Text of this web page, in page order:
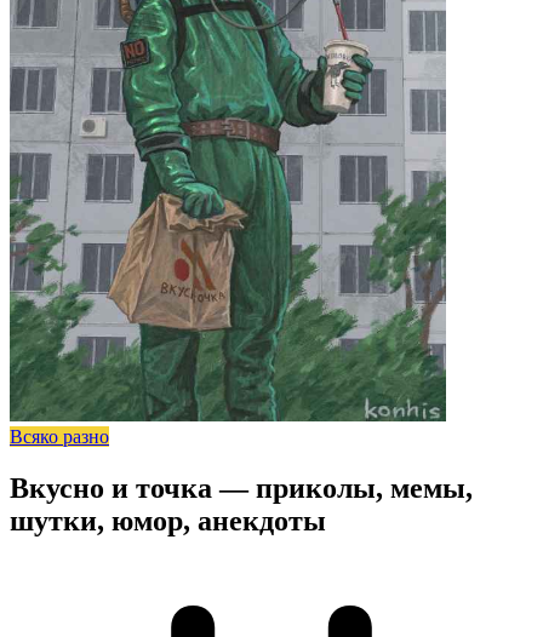
Всяко разно
Вкусно и точка — приколы, мемы,
шутки, юмор, анекдоты